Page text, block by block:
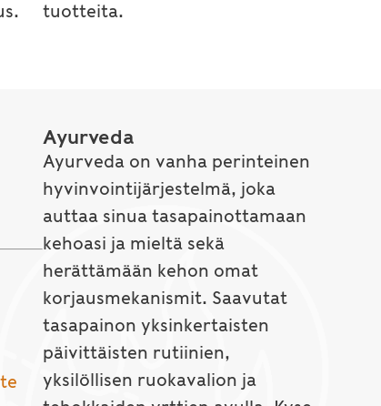
tuotteita.
Ayurveda
Ayurveda on vanha perinteinen
hyvinvointijärjestelmä, joka
auttaa sinua tasapainottamaan
kehoasi ja mieltä sekä
herättämään kehon omat
korjausmekanismit. Saavutat
tasapainon yksinkertaisten
päivittäisten rutiinien,
yksilöllisen ruokavalion ja